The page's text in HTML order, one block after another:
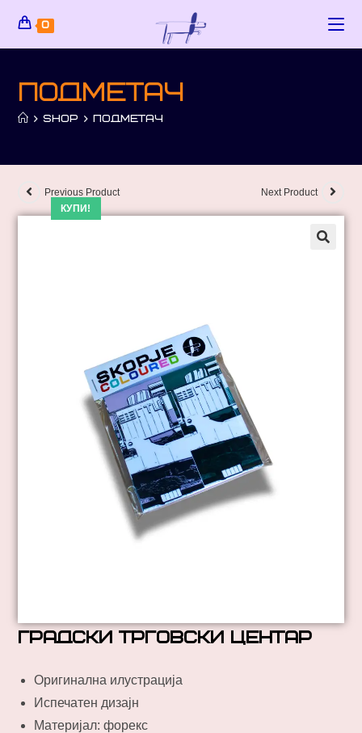
0
Подметач
> SHOP > ПОДМЕТАЧ
КУПИ!
Previous Product Next Product
Градски трговски центар
Оригинална илустрација
Испечатен дизајн
Материјал: форекс